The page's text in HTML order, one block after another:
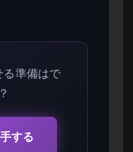
る準備はで
する